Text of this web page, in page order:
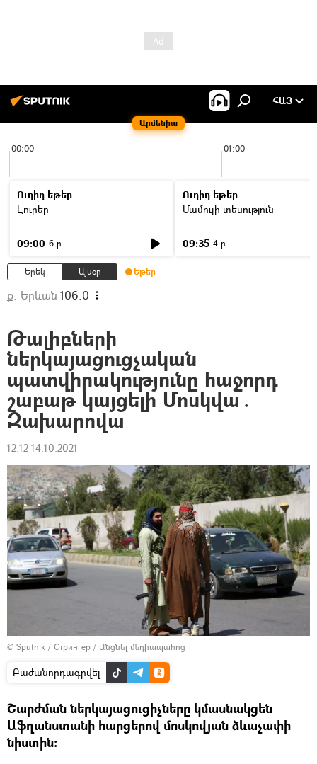
Արմենիա
ՀԱՅ
00:00 01:00
Ուղիղ եթեր
Լուրեր
09:00 6 ր
Ուղիղ եթեր
Մամուլի տեսություն
09:35 4 ր
Երեկ Այսօր Եթեր
ք. Երևան 106.0
Թալիբների
ներկայացուցչական
պատվիրակությունը հաջորդ
շաբաթ կայցելի Մոսկվա․
Զախարովա
12:12 14.10.2021
© Sputnik / Стрингер / Անցնել մեդիապահոց
Բաժանորդագրվել
Շարժման ներկայացուցիչները կմասնակցեն
Աֆղանստանի հարցերով մոսկովյան ձևաչափի
նիստին։